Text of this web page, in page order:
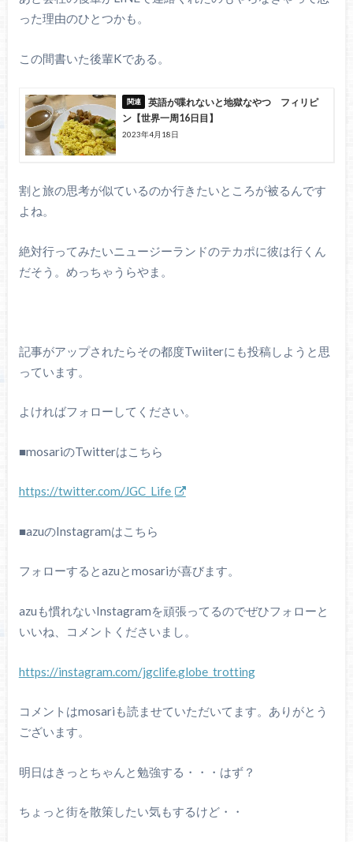
った理由のひとつかも。
この間書いた後輩Kである。
英語が喋れないと地獄なやつ フィリピ
ン【世界一周16日目】
2023年4月18日
割と旅の思考が似ているのか行きたいところが被るんです
よね。
絶対行ってみたいニュージーランドのテカポに彼は行くん
だそう。めっちゃうらやま。
記事がアップされたらその都度Twiiterにも投稿しようと思
っています。
よければフォローしてください。
■mosariのTwitterはこちら
https://twitter.com/JGC_Life
■azuのInstagramはこちら
フォローするとazuとmosariが喜びます。
azuも慣れないInstagramを頑張ってるのでぜひフォローと
いいね、コメントくださいまし。
https://instagram.com/jgclife.globe_trotting
コメントはmosariも読ませていただいてます。ありがとう
ございます。
明日はきっとちゃんと勉強する・・・はず？
ちょっと街を散策したい気もするけど・・